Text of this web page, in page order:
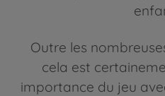
Outre les
cela est
importance du jeu